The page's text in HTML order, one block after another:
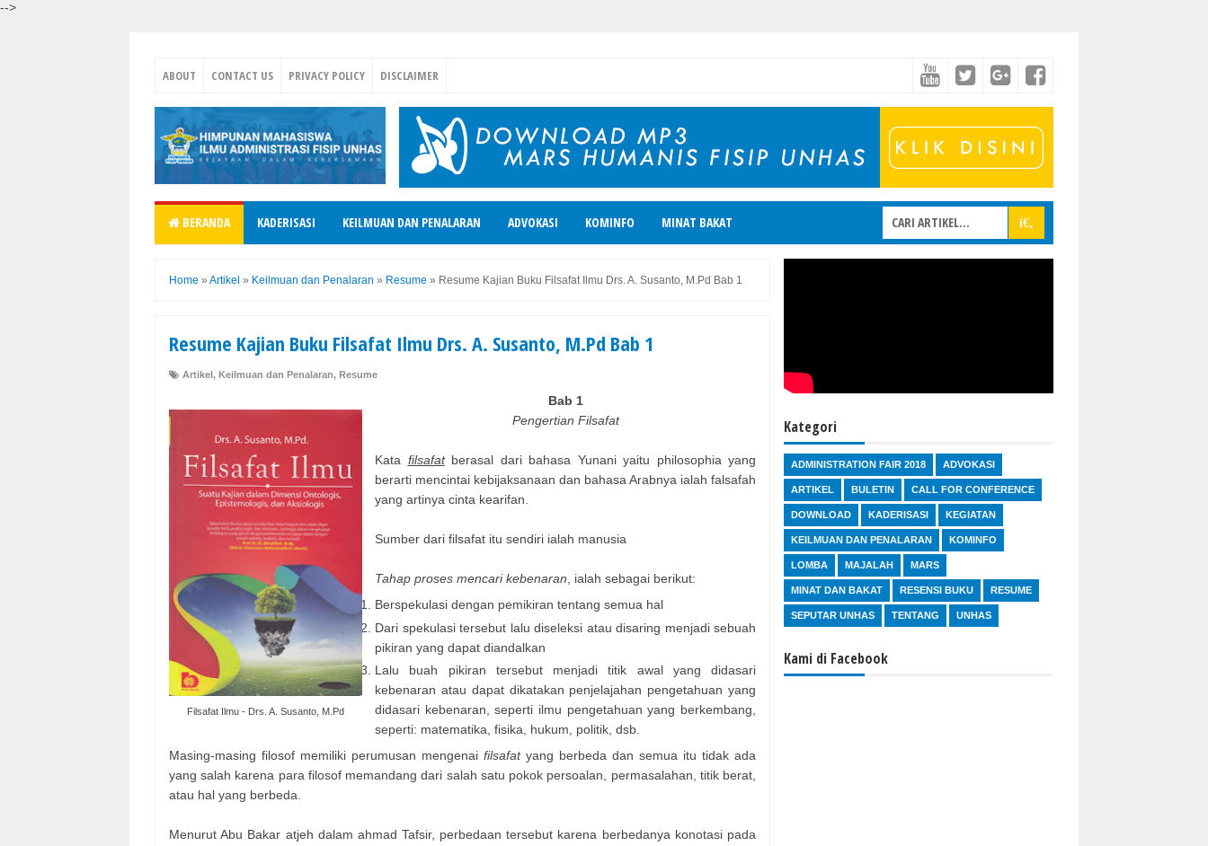
-->
ABOUT CONTACT US PRIVACY POLICY DISCLAIMER
BERANDA KADERISASI KEILMUAN DAN PENALARAN ADVOKASI KOMINFO MINAT BAKAT
Home » Artikel » Keilmuan dan Penalaran » Resume » Resume Kajian Buku Filsafat Ilmu Drs. A. Susanto, M.Pd Bab 1
Resume Kajian Buku Filsafat Ilmu Drs. A. Susanto, M.Pd Bab 1
Artikel, Keilmuan dan Penalaran, Resume
Filsafat Ilmu - Drs. A. Susanto, M.Pd
Bab 1
Pengertian Filsafat
Kata filsafatberasal dari bahasa Yunani yaitu philosophia yang
berarti mencintai kebijaksanaan dan bahasa Arabnya ialah falsafah
yang artinya cinta kearifan.
Sumber dari filsafat itu sendiri ialah manusia
Tahap proses mencari kebenaran , ialah sebagai berikut:
Berspekulasi dengan pemikiran tentang semua hal
Dari spekulasi tersebut lalu diseleksi atau disaring menjadi sebuah
pikiran yang dapat diandalkan
Lalu buah pikiran tersebut menjadi titik awal yang didasari
kebenaran atau dapat dikatakan penjelajahan pengetahuan yang
didasari kebenaran, seperti ilmu pengetahuan yang berkembang,
seperti: matematika, fisika, hukum, politik, dsb.
Masing-masing filosof memiliki perumusan mengenai filsafat yang berbeda dan semua itu tidak ada
yang salah karena para filosof memandang dari salah satu pokok persoalan, permasalahan, titik berat,
atau hal yang berbeda.
Menurut Abu Bakar atjeh dalam ahmad Tafsir, perbedaan tersebut karena berbedanya konotasi pada
Kategori
ADMINISTRATION FAIR 2018 ADVOKASI
ARTIKEL BULETIN CALL FOR CONFERENCE
DOWNLOAD KADERISASI KEGIATAN
KEILMUAN DAN PENALARAN KOMINFO
LOMBA MAJALAH MARS
MINAT DAN BAKAT RESENSI BUKU RESUME
SEPUTAR UNHAS TENTANG UNHAS
Kami di Facebook